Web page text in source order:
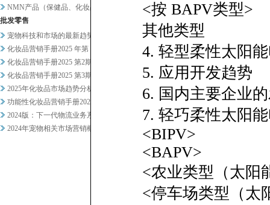
NMN产品（保健品、化妆品）及...
批发零售
宠物科技和市场的最新趋势正在发...
化妆品营销手册2025 年第 ...
化妆品营销手册2025 第2期
化妆品营销手册2025 第3期
2025年化妆品市场趋势分析概...
功能性化妆品营销手册2024-...
2024版：下一代物流业务系统...
2024年宠物相关市场营销概况
<按 BAPV类型>
其他类型
4. 轻型柔性太阳
5. 应用开发趋势
6. 国内主要企业
7. 轻巧柔性太阳
<BIPV>
<BAPV>
<农业类型（太阳
<停车场类型（太